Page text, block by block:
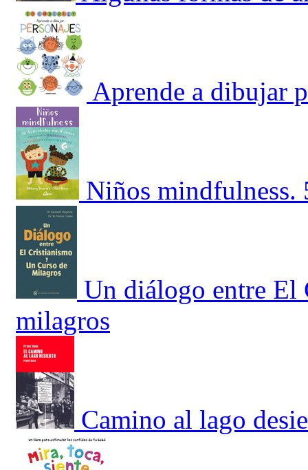
Aprende a dibujar
Niños mindfulness.
Un diálogo entre El
milagros
Camino al lago